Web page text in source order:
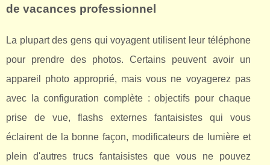
de vacances professionnel
La plupart des gens qui voyagent utilisent leur téléphone
pour prendre des photos. Certains peuvent avoir un
appareil photo approprié, mais vous ne voyagerez pas
avec la configuration complète : objectifs pour chaque
prise de vue, flashs externes fantaisistes qui vous
éclairent de la bonne façon, modificateurs de lumière et
plein d'autres trucs fantaisistes que vous ne pouvez